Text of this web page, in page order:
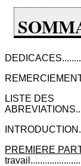
LISTE DES
PREMIERE